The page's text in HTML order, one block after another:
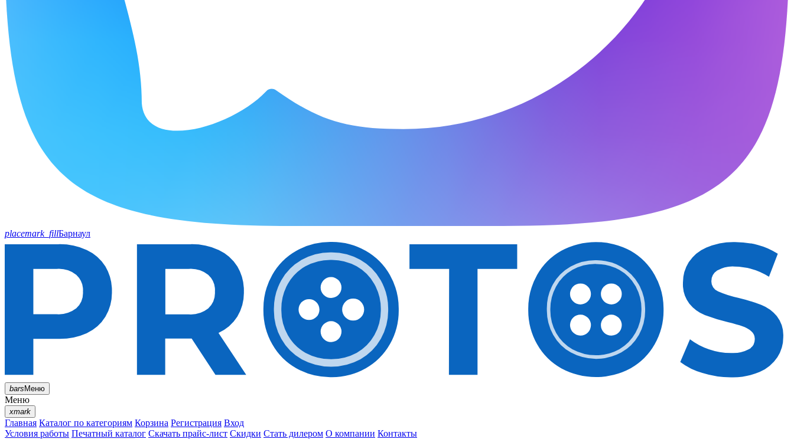
placemark_fillБарнаул
barsМеню
Меню
xmark
Главная Каталог по категориям Корзина Регистрация Вход
Условия работы Печатный каталог Скачать прайс-лист Скидки Стать дилером О компании Контакты